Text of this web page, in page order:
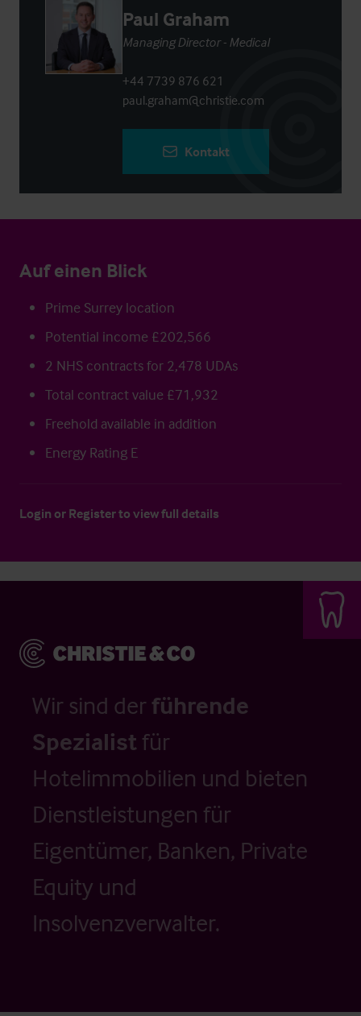
Paul Graham
Managing Director - Medical
+44 7739 876 621
paul.graham@christie.com
Kontakt
Auf einen Blick
Prime Surrey location
Potential income £202,566
2 NHS contracts for 2,478 UDAs
Total contract value £71,932
Freehold available in addition
Energy Rating E
Login or Registerto view full details
Wir sind der führende
Spezialistfür
Hotelimmobilien und bieten
Dienstleistungen für
Eigentümer, Banken, Private
Equity und
Insolvenzverwalter.